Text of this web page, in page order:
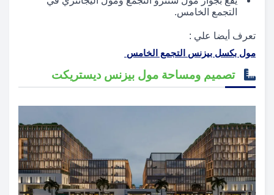
التجمع الخامس.
تعرف أيضا علي :
مول بكسل بيزنس التجمع الخامس
تصميم ومساحة مول بيزنس ديستريكت